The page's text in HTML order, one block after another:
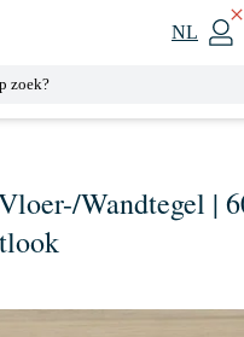
NL
Wandtegel |